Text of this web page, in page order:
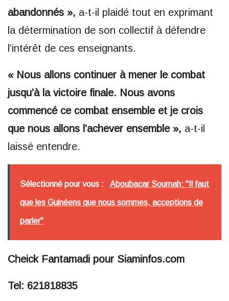
abandonnés », a-t-il plaidé tout en exprimant
la détermination de son collectif à défendre
l’intérêt de ces enseignants.
« Nous allons continuer à mener le combat
jusqu’à la victoire finale. Nous avons
commencé ce combat ensemble et je crois
que nous allons l’achever ensemble », a-t-il
laissé entendre.
Sélectionné pour vous : Aboubacar Soumah: "Il faut
que les Guinéens que nous sommes, acceptions de
parler"
Cheick Fantamadi pour Siaminfos.com
Tel: 621818835